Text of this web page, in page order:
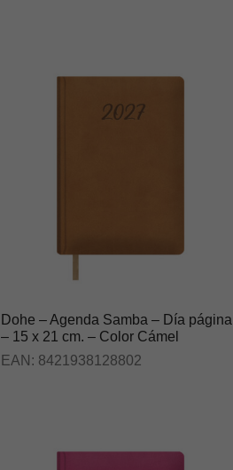
Dohe – Agenda Samba – Día página
– 15 x 21 cm. – Color Cámel
EAN: 8421938128802